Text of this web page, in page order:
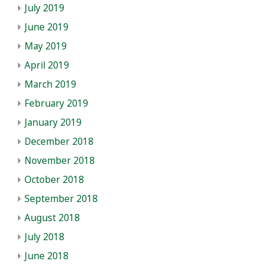
July 2019
June 2019
May 2019
April 2019
March 2019
February 2019
January 2019
December 2018
November 2018
October 2018
September 2018
August 2018
July 2018
June 2018